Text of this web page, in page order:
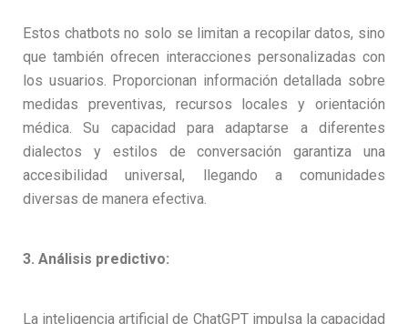
Estos chatbots no solo se limitan a recopilar datos, sino
que también ofrecen interacciones personalizadas con
los usuarios. Proporcionan información detallada sobre
medidas preventivas, recursos locales y orientación
médica. Su capacidad para adaptarse a diferentes
dialectos y estilos de conversación garantiza una
accesibilidad universal, llegando a comunidades
diversas de manera efectiva.
3. Análisis predictivo:
La inteligencia artificial de ChatGPT impulsa la capacidad